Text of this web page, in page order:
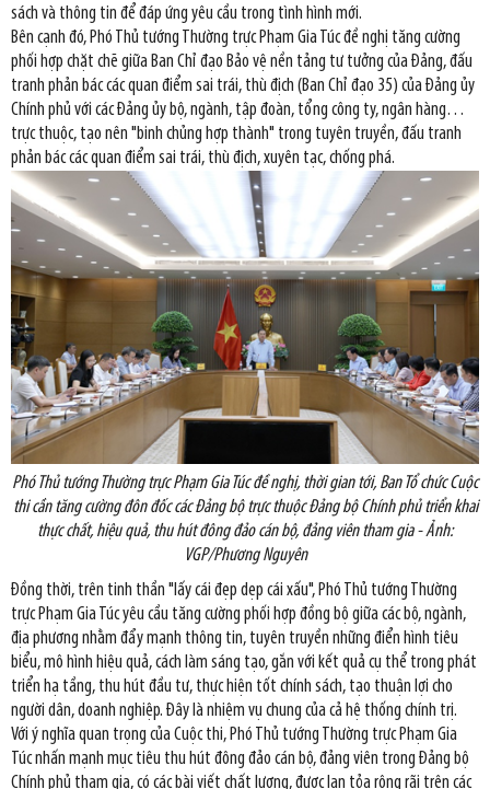
sách và thông tin để đáp ứng yêu cầu trong tình hình mới.
Bên cạnh đó, Phó Thủ tướng Thường trực Phạm Gia Túc đề nghị tăng cường
phối hợp chặt chẽ giữa Ban Chỉ đạo Bảo vệ nền tảng tư tưởng của Đảng, đấu
tranh phản bác các quan điểm sai trái, thù địch (Ban Chỉ đạo 35) của Đảng ủy
Chính phủ với các Đảng ủy bộ, ngành, tập đoàn, tổng công ty, ngân hàng…
trực thuộc, tạo nên "binh chủng hợp thành" trong tuyên truyền, đấu tranh
phản bác các quan điểm sai trái, thù địch, xuyên tạc, chống phá.
Phó Thủ tướng Thường trực Phạm Gia Túc đề nghị, thời gian tới, Ban Tổ chức Cuộc
thi cần tăng cường đôn đốc các Đảng bộ trực thuộc Đảng bộ Chính phủ triển khai
thực chất, hiệu quả, thu hút đông đảo cán bộ, đảng viên tham gia - Ảnh:
VGP/Phương Nguyên
Đồng thời, trên tinh thần "lấy cái đẹp dẹp cái xấu", Phó Thủ tướng Thường
trực Phạm Gia Túc yêu cầu tăng cường phối hợp đồng bộ giữa các bộ, ngành,
địa phương nhằm đẩy mạnh thông tin, tuyên truyền những điển hình tiêu
biểu, mô hình hiệu quả, cách làm sáng tạo, gắn với kết quả cụ thể trong phát
triển hạ tầng, thu hút đầu tư, thực hiện tốt chính sách, tạo thuận lợi cho
người dân, doanh nghiệp. Đây là nhiệm vụ chung của cả hệ thống chính trị.
Với ý nghĩa quan trọng của Cuộc thi, Phó Thủ tướng Thường trực Phạm Gia
Túc nhấn mạnh mục tiêu thu hút đông đảo cán bộ, đảng viên trong Đảng bộ
Chính phủ tham gia, có các bài viết chất lượng, được lan tỏa rộng rãi trên các